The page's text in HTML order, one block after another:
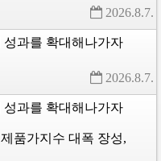
2026.8.7.
성과를 확대해나가자
2026.8.7.
성과를 확대해나가자
제품가지수 대폭 장성,